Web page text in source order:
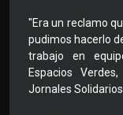
"Era un reclamo
pudimos hacerlo
trabajo en
Espacios
Jornales